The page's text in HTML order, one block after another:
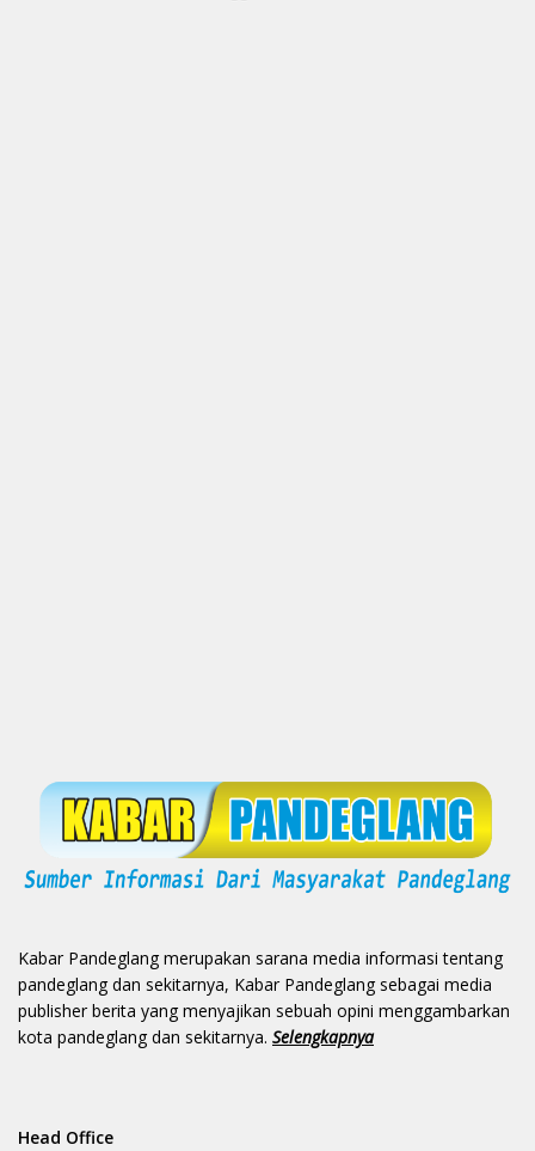
Kabar Pandeglang merupakan sarana media informasi tentang
pandeglang dan sekitarnya, Kabar Pandeglang sebagai media
publisher berita yang menyajikan sebuah opini menggambarkan
kota pandeglang dan sekitarnya. Selengkapnya
Head Office